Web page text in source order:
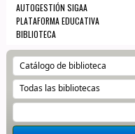
AUTOGESTIÓN SIGAA
PLATAFORMA EDUCATIVA
BIBLIOTECA